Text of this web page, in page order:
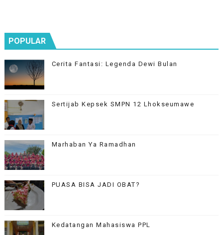
POPULAR
Cerita Fantasi: Legenda Dewi Bulan
Sertijab Kepsek SMPN 12 Lhokseumawe
Marhaban Ya Ramadhan
PUASA BISA JADI OBAT?
Kedatangan Mahasiswa PPL